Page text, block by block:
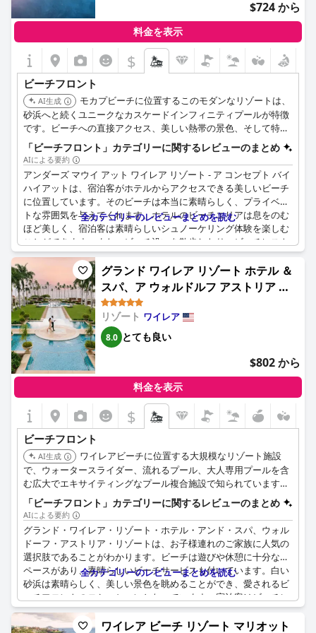
$724 から
料金を表示
$
ビーチフロント
AI生成
モカプビーチに位置するこのモダンなリゾートは、
砂浜へと続くユニークなカスケードインフィニティプールが特徴
です。ビーチへの直接アクセス、美しい熱帯の景色、そして特徴
的なアメニティを備えた穏やかで高級な雰囲気を提供します。
「ビーチフロント」カテゴリーに関するレビューのまとめ
AIによる要約
アンダーズ マウイ アット ワイレア リゾート - ア コンセプト バイ
ハイアットは、宿泊客がホテルからアクセスできる美しいビーチ
に位置しています。そのビーチは本当に素晴らしく、プライベー
トな雰囲気を与えてくれます。ホテルのビーチエリアは息をのむ
ほど美しく、宿泊客は素晴らしいシュノーケリング体験を楽しむ
ことができます。また、ビーチ沿いを散歩したり、ビーチレスト
ランで食事をするのも楽しいです。ビーチへのアクセスは素晴ら
しく、ホテルの一番の魅力と考えられています。ただし、一部の
宿泊客は、係員のサービス改善を提案しています。全体として、
このビーチは美しく、ホテルの素晴らしい景観をさらに引き立て
ています。
全カテゴリーのレビューまとめを読む
グランド ワイレア リゾート ホテル ＆
スパ、ア ウォルドルフ アストリア リ
ゾート (Grand Wailea Resort Hotel
& Spa, A Waldorf Astoria Resort)
リゾート ワイレア
8.0 とても良い
$802 から
料金を表示
$
ビーチフロント
AI生成
ワイレアビーチに位置する大規模なリゾート施設
で、ウォータースライダー、流れるプール、大人専用プールを含
む広大でエキサイティングなプール複合施設で知られています。
ビーチへの直接アクセスと、家族向けおよび豪華なアメニティを
幅広く提供しています。
「ビーチフロント」カテゴリーに関するレビューのまとめ
AIによる要約
グランド・ワイレア・リゾート・ホテル・アンド・スパ、ウォル
ドーフ・アストリア・リゾートは、お子様連れのご家族に人気の
選択肢であることがわかります。ビーチは遊びや休憩に十分なス
ペースがあり、素晴らしいビーチサービスも付いています。白い
砂浜は素晴らしく、美しい景色を眺めることができ、愛されるビ
ーチフロントのロケーションとなっています。宿泊客はビーチに
簡単にアクセスでき、ビーチが提供するプライバシー感を満喫で
きます。具体的なフレーズは見つかりませんでしたが、ビーチは
全カテゴリーのレビューまとめを読む
ワイレア ビーチ リゾート マリオット